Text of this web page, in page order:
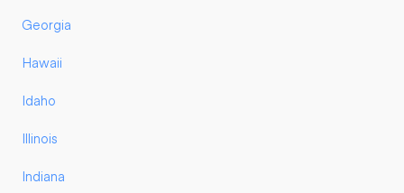
Georgia
Hawaii
Idaho
Illinois
Indiana